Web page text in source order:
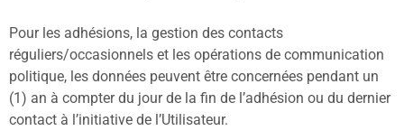
Pour les adhésions, la gestion des contacts
réguliers/occasionnels et les opérations de communication
politique, les données peuvent être concernées pendant un
(1) an à compter du jour de la fin de l’adhésion ou du dernier
contact à l’initiative de l’Utilisateur.